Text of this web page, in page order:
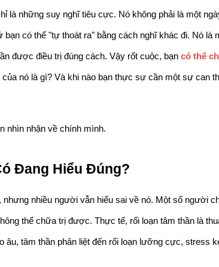
là những suy nghĩ tiêu cực. Nó không phải là một
có thể "tự thoát ra" bằng cách nghĩ khác đi. Nó là
được điều trị đúng cách. Vậy rốt cuộc, bạn có thể
nó là gì? Và khi nào bạn thực sự cần một sự can
nhìn nhận về chính mình.
Đang Hiểu Đúng?
nhưng nhiều người vẫn hiểu sai về nó. Một số người
thể chữa trị được. Thực tế, rối loạn tâm thần là
âu, tâm thần phân liệt đến rối loạn lưỡng cực, stress